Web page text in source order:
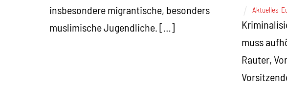
insbesondere migrantische, besonders
muslimische Jugendliche. […]
Aktuelles,
muss
Rauter,